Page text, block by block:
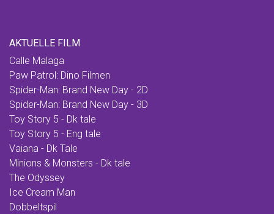
AKTUELLE FILM
Calle Malaga
Paw Patrol: Dino Filmen
Spider-Man: Brand New Day - 2D
Spider-Man: Brand New Day - 3D
Toy Story 5 - Dk tale
Toy Story 5 - Eng tale
Vaiana - Dk Tale
Minions & Monsters - Dk tale
The Odyssey
Ice Cream Man
Dobbeltspil